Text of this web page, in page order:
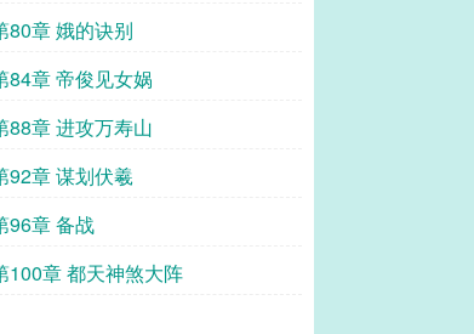
80章 娥的诀别
84章 帝俊见女娲
88章 进攻万寿山
92章 谋划伏羲
96章 备战
100章 都天神煞大阵